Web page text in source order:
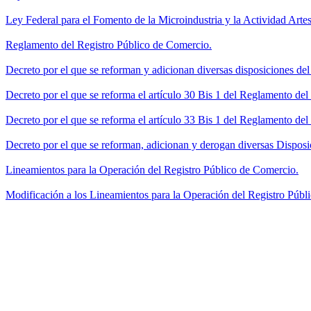
Ley Federal para el Fomento de la Microindustria y la Actividad
Reglamento del Registro Público de Comercio.
Decreto por el que se reforman y adicionan diversas disposiciones
Decreto por el que se reforma el artículo 30 Bis 1 del Reglamento
Decreto por el que se reforma el artículo 33 Bis 1 del Reglamento
Decreto por el que se reforman, adicionan y derogan diversas
Lineamientos para la Operación del Registro Público de Comercio.
Modificación a los Lineamientos para la Operación del Registro